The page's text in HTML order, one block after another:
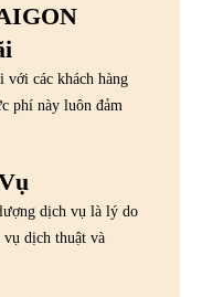
với các khách hàng
phí này luôn đảm
dịch vụ là lý do
dịch thuật và